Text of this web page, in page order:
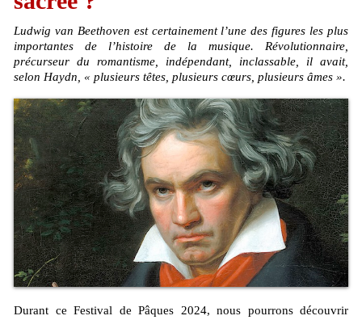
Ludwig van Beethoven est certainement l’une des figures les plus
importantes de l’histoire de la musique. Révolutionnaire,
précurseur du romantisme, indépendant, inclassable, il avait,
selon Haydn, « plusieurs têtes, plusieurs cœurs, plusieurs âmes ».
Durant ce Festival de Pâques 2024, nous pourrons découvrir